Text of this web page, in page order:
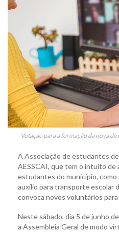
Votação para a formação da nova
A Associação de estudantes
AESSCAI, que tem o intuito de
estudantes do município,
auxílio para transporte escolar
convoca novos voluntários
Neste sábado, dia 5 de junho
a Assembleia Geral de modo